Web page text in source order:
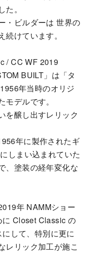
。
・ビルダーは 世界の
続けています。
/ CC WF 2019
BUILT」は「タ
年当時のオリジ
デルです。
を醸し出すレリック
年に製作されたギ
しまい込まれていた
、塗装の経年変化な
年 NAMMショー
Closet Classic の
して、特別に更に
レリック加工が施こ